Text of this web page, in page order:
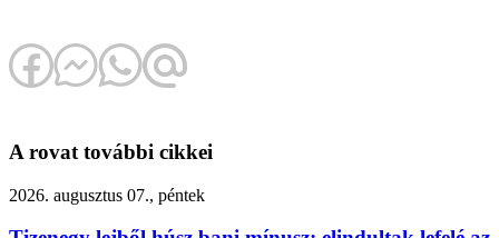
A rovat további cikkei
2026. augusztus 07., péntek